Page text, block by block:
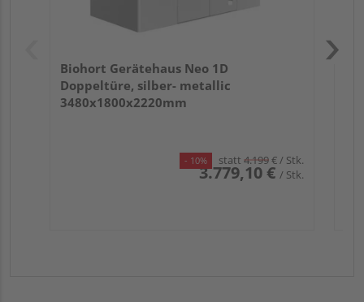
Biohort Gerätehaus Neo 1D
Doppeltüre, silber- metallic
3480x1800x2220mm
- 10% statt 4.199€/ Stk.
3.779,10 € / Stk.